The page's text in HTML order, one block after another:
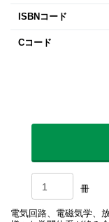
ISBNコード
Cコード
冊
電気回路、電磁気学、